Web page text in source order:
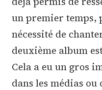
un premier temps,
nécessité de
deuxième album
Cela a eu un gros
dans les médias